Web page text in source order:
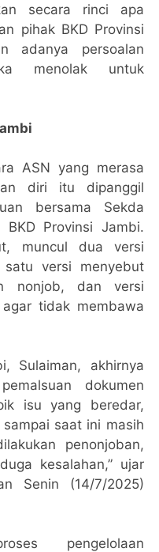
secara rinci apa
pihak BKD Provinsi
adanya persoalan
menolak untuk
ASN yang merasa
diri itu dipanggil
bersama Sekda
Provinsi Jambi.
muncul dua versi
versi menyebut
nonjob, dan versi
tidak membawa
Sulaiman, akhirnya
dokumen
isu yang beredar,
saat ini masih
penonjoban,
kesalahan,” ujar
Senin (14/7/2025)
pengelolaan